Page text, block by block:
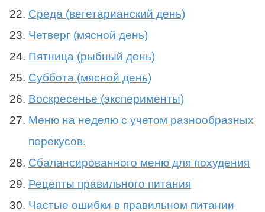
Среда (вегетарианский день)
Четверг (мясной день)
Пятница (рыбный день)
Суббота (мясной день)
Воскресенье (эксперименты)
Меню на неделю с учетом разнообразных
перекусов.
Сбалансированного меню для похудения
Рецепты правильного питания
Частые ошибки в правильном питании